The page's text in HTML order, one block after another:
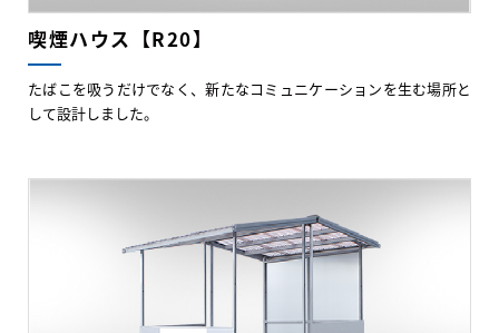
喫煙ハウス【R20】
たばこを吸うだけでなく、新たなコミュニケーションを生む場所と
して設計しました。